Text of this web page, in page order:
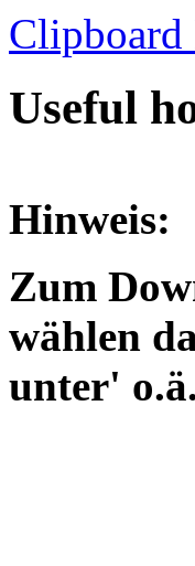
Clipboard
Useful
Hinweis:
Zum
wählen
unter' o.ä.